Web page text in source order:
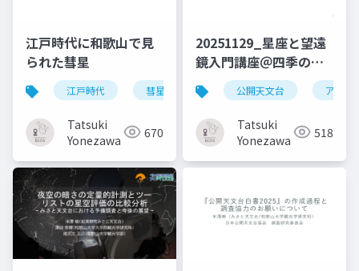
江戸時代に和歌山で見
られた彗星
江戸時代 彗星 和歌山 天文学
Tatsuki
Yonezawa
670
20251129_星座と望遠
鏡入門講座＠四季の郷
公園
公開天文台 アスト
Tatsuki
Yonezawa
518